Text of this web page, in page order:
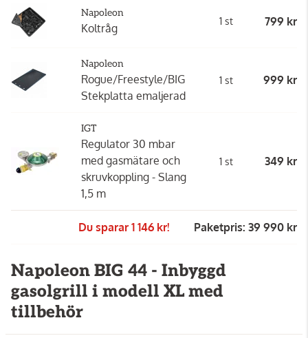
Napoleon
Koltråg
1 st 799 kr
Napoleon
Rogue/Freestyle/BIG
Stekplatta emaljerad
1 st 999 kr
IGT
Regulator 30 mbar
med gasmätare och
skruvkoppling - Slang
1,5 m
1 st 349 kr
Du sparar 1 146 kr! Paketpris: 39 990 kr
Napoleon BIG 44 - Inbyggd
gasolgrill i modell XL med
tillbehör